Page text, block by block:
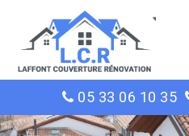
05 33 06 10 35